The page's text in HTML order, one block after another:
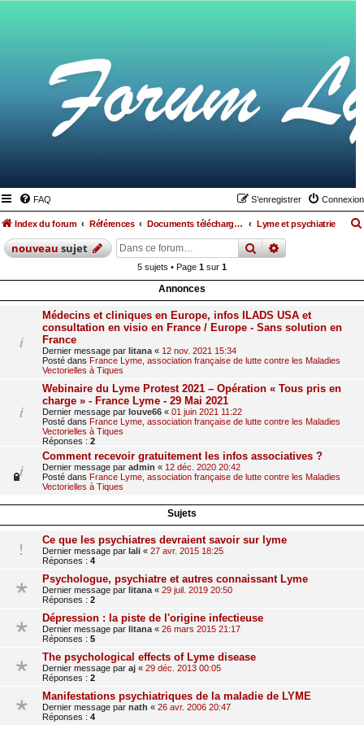
FAQ Connexion
S’enregistrer
Index du forum Références Documents téléchargeables Lyme et psychiatrie
nouveausujet rechercher
recherche
5 sujets • Page 1 sur 1
Annonces
Médecins et cliniques en Europe, infos ILADS USA et
consultation en visio en France / Europe - Sans solution en
France
Dernier message par litana « 12 nov. 2021 15:34
Posté dans France Lyme, association française de lutte contre les Maladies
Vectorielles à Tiques
Webinaire du Lyme Protest 2021 – Opération « Tous pris en
charge » - France Lyme - 29 Mai 2021
Dernier message par louve66 « 01 juin 2021 11:22
Posté dans France Lyme, association française de lutte contre les Maladies
Vectorielles à Tiques
Réponses : 2
Comment recevoir gratuitement les infos associatives ?
Dernier message par admin « 12 déc. 2020 20:42
Posté dans France Lyme, association française de lutte contre les Maladies
Vectorielles à Tiques
Sujets
Ce que les psychiatres devraient savoir sur lyme
Dernier message par lali « 27 avr. 2015 18:25
Réponses : 4
Psychologue, psychiatre et autres connaissant Lyme
Dernier message par litana « 29 juil. 2019 20:50
Réponses : 2
Dépression : la piste de l'origine infectieuse
Dernier message par litana « 26 mars 2015 21:17
Réponses : 5
The psychological effects of Lyme disease
Dernier message par aj « 29 déc. 2013 00:05
Réponses : 2
Manifestations psychiatriques de la maladie de LYME
Dernier message par nath « 26 avr. 2006 20:47
Réponses : 4